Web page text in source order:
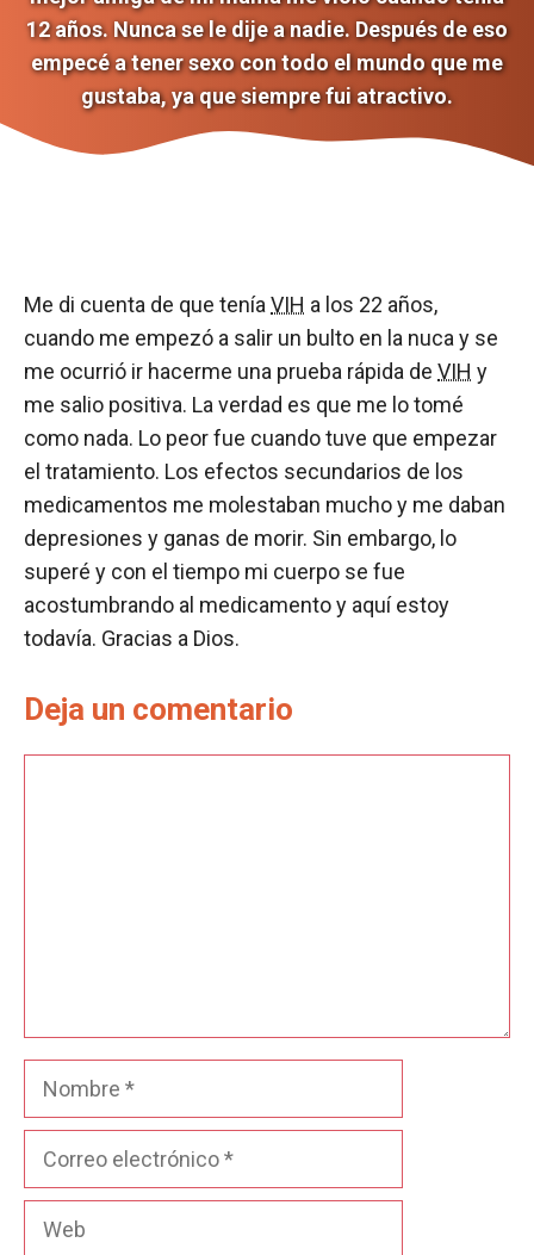
12 años. Nunca se le dije a nadie. Después de eso
empecé a tener sexo con todo el mundo que me
gustaba, ya que siempre fui atractivo.
Me di cuenta de que tenía VIH a los 22 años,
cuando me empezó a salir un bulto en la nuca y se
me ocurrió ir hacerme una prueba rápida de VIH y
me salio positiva. La verdad es que me lo tomé
como nada. Lo peor fue cuando tuve que empezar
el tratamiento. Los efectos secundarios de los
medicamentos me molestaban mucho y me daban
depresiones y ganas de morir. Sin embargo, lo
superé y con el tiempo mi cuerpo se fue
acostumbrando al medicamento y aquí estoy
todavía. Gracias a Dios.
Deja un comentario
Nombre